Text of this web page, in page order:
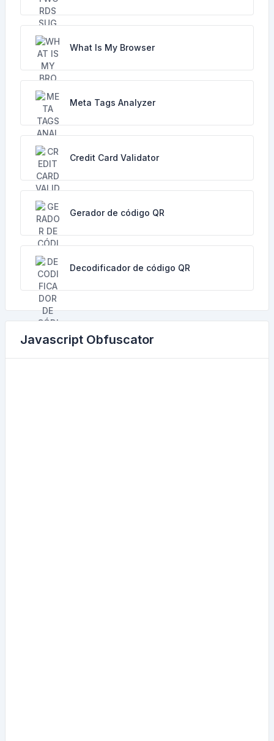
What Is My Browser
Meta Tags Analyzer
Credit Card Validator
Gerador de código QR
Decodificador de código QR
Javascript Obfuscator